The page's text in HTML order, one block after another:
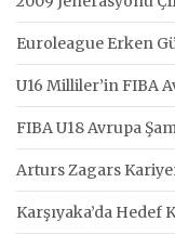
Euroleague Erken
U16 Milliler’in FIBA
FIBA U18 Avrupa
Arturs Zagars
Karşıyaka’da Hedef